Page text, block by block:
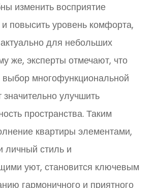
изменить восприятие
и повысить уровень комфорта,
для небольших
же, эксперты отмечают, что
многофункциональной
улучшить
пространства. Таким
квартиры элементами,
стиль и
уют, становится ключевым
гармоничного и приятного